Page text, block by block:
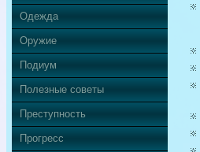
Одежда
Оружие
Подиум
Полезные советы
Преступность
Прогресс